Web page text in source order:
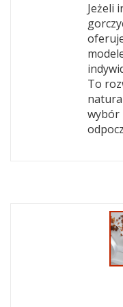
Jeżeli
To
wybór